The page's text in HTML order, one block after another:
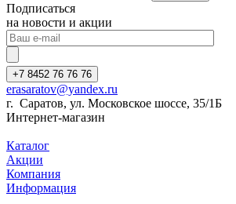
Подписаться
на новости и акции
+7 8452 76 76 76
erasaratov@yandex.ru
г. Саратов, ул. Московское шоссе, 35/1Б
Интернет-магазин
Каталог
Акции
Компания
Информация